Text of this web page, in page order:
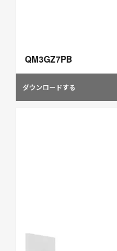
QM3GZ7PB
ダウンロードする